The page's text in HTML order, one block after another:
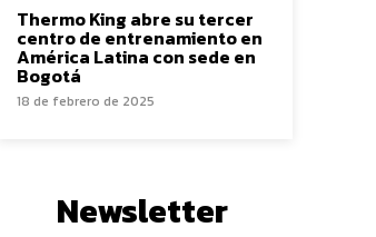
Thermo King abre su tercer
centro de entrenamiento en
América Latina con sede en
Bogotá
18 de febrero de 2025
Newsletter